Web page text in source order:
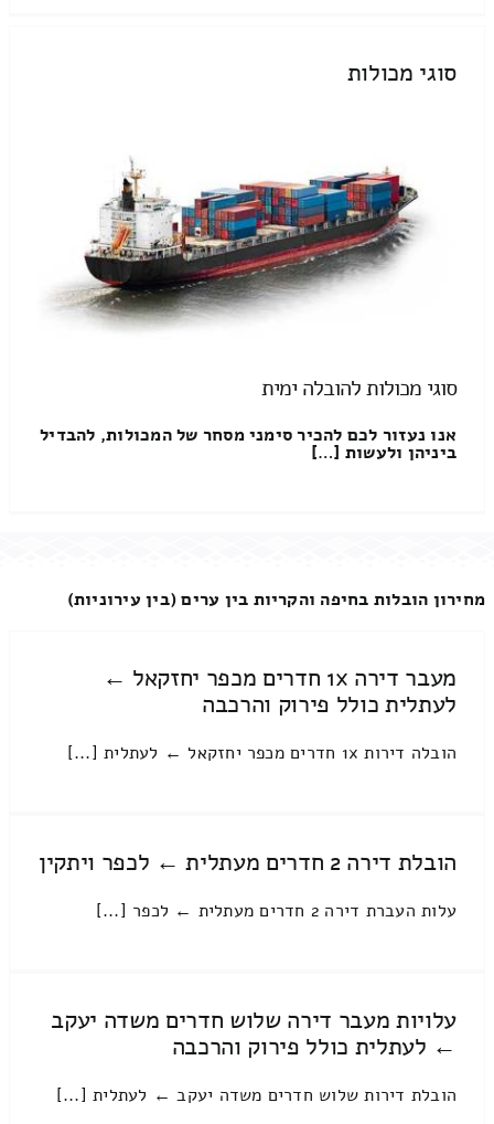
סוגי מכולות
סוגי מכולות להובלה ימית
אנו נעזור לכם להכיר סימני מסחר של המכולות, להבדיל
ביניהן ולעשות […]
מחירון הובלות בחיפה והקריות בין ערים (בין עירוניות)
מעבר דירה 1x חדרים מכפר יחזקאל ←
לעתלית כולל פירוק והרכבה
הובלה דירות 1x חדרים מכפר יחזקאל ← לעתלית [...]
הובלת דירה 2 חדרים מעתלית ← לכפר ויתקין
עלות העברת דירה 2 חדרים מעתלית ← לכפר [...]
עלויות מעבר דירה שלוש חדרים משדה יעקב
← לעתלית כולל פירוק והרכבה
הובלת דירות שלוש חדרים משדה יעקב ← לעתלית [...]